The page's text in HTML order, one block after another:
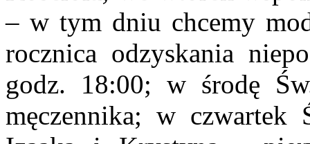
– w tym dniu chcemy
rocznica odzyskania
godz. 18:00; w środę
męczennika; w czwartek